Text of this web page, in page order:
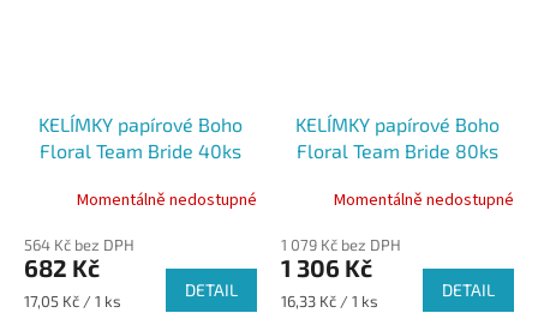
KELÍMKY papírové Boho
Floral Team Bride 40ks
Momentálně nedostupné
564 Kč bez DPH
682 Kč
Měrná
17,05 Kč / 1 ks
DETAIL
KELÍMKY papírové Boho
Floral Team Bride 80ks
Momentálně nedostupné
1 079 Kč bez DPH
1 306 Kč
Měrná
16,33 Kč / 1 ks
DETAIL